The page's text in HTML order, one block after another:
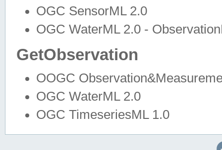
OGC SensorML 2.0
OGC WaterML 2.0 -
GetObservation
OOGC
OGC WaterML 2.0
OGC TimeseriesML 1.0